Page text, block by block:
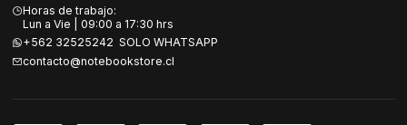
Horas de trabajo:
Lun a Vie | 09:00 a 17:30 hrs
+562 32525242 SOLO WHATSAPP
contacto@notebookstore.cl